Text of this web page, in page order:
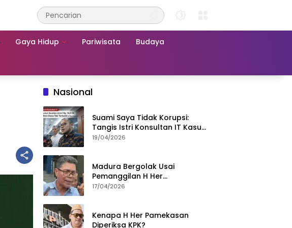
Gaya Hidup Pariwisata Budaya
Nasional
Suami Saya Tidak Korupsi:
Tangis Istri Konsultan IT Kasus
Nadiem Dituntut 22,5 Tahun
19/04/2026
Madura Bergolak Usai
Pemanggilan H Her
Pamekasan, Faizal Assegaf
17/04/2026
Kenapa H Her Pamekasan
Diperiksa KPK?